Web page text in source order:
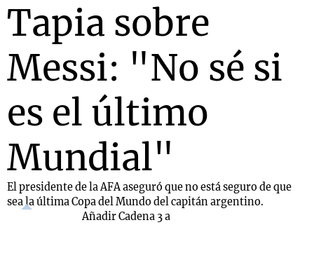
Tapia sobre
Messi: "No sé si
es el último
Mundial"
El presidente de la AFA aseguró que no está seguro de que
sea la última Copa del Mundo del capitán argentino.
Añadir Cadena 3 a